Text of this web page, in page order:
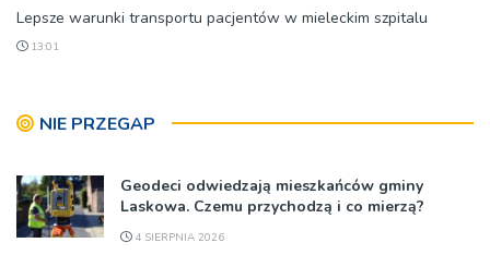
Lepsze warunki transportu pacjentów w mieleckim szpitalu
13:01
NIE PRZEGAP
Geodeci odwiedzają mieszkańców gminy
Laskowa. Czemu przychodzą i co mierzą?
4 SIERPNIA 2026